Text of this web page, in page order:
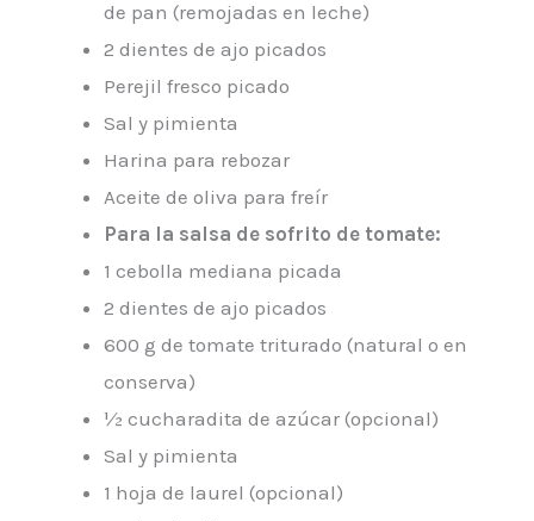
de pan (remojadas en leche)
2 dientes de ajo picados
Perejil fresco picado
Sal y pimienta
Harina para rebozar
Aceite de oliva para freír
Para la salsa de sofrito de tomate:
1 cebolla mediana picada
2 dientes de ajo picados
600 g de tomate triturado (natural o en
conserva)
½ cucharadita de azúcar (opcional)
Sal y pimienta
1 hoja de laurel (opcional)